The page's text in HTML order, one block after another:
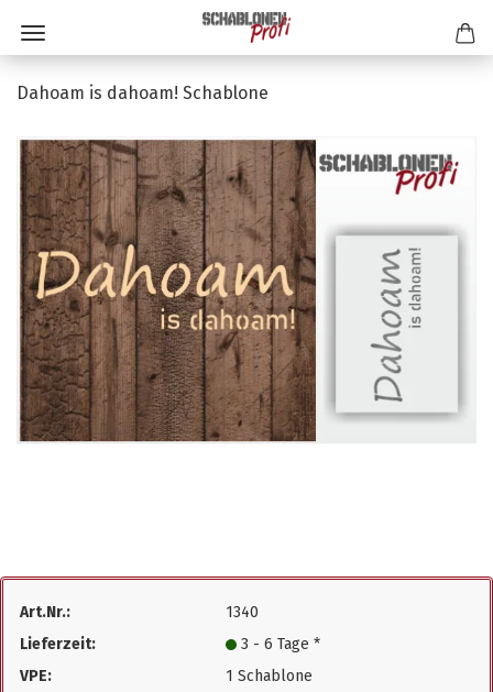
Dahoam is dahoam! Schablone
Art.Nr.:
1340
Lieferzeit:
3 - 6 Tage *
VPE:
1 Schablone